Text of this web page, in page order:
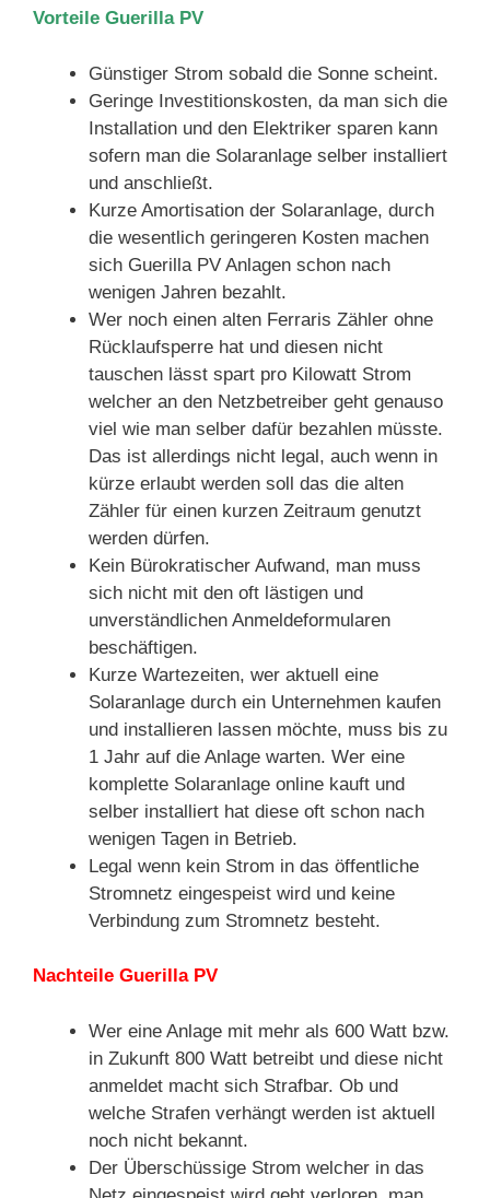
Vorteile Guerilla PV
Günstiger Strom sobald die Sonne scheint.
Geringe Investitionskosten, da man sich die
Installation und den Elektriker sparen kann
sofern man die Solaranlage selber installiert
und anschließt.
Kurze Amortisation der Solaranlage, durch
die wesentlich geringeren Kosten machen
sich Guerilla PV Anlagen schon nach
wenigen Jahren bezahlt.
Wer noch einen alten Ferraris Zähler ohne
Rücklaufsperre hat und diesen nicht
tauschen lässt spart pro Kilowatt Strom
welcher an den Netzbetreiber geht genauso
viel wie man selber dafür bezahlen müsste.
Das ist allerdings nicht legal, auch wenn in
kürze erlaubt werden soll das die alten
Zähler für einen kurzen Zeitraum genutzt
werden dürfen.
Kein Bürokratischer Aufwand, man muss
sich nicht mit den oft lästigen und
unverständlichen Anmeldeformularen
beschäftigen.
Kurze Wartezeiten, wer aktuell eine
Solaranlage durch ein Unternehmen kaufen
und installieren lassen möchte, muss bis zu
1 Jahr auf die Anlage warten. Wer eine
komplette Solaranlage online kauft und
selber installiert hat diese oft schon nach
wenigen Tagen in Betrieb.
Legal wenn kein Strom in das öffentliche
Stromnetz eingespeist wird und keine
Verbindung zum Stromnetz besteht.
Nachteile Guerilla PV
Wer eine Anlage mit mehr als 600 Watt bzw.
in Zukunft 800 Watt betreibt und diese nicht
anmeldet macht sich Strafbar. Ob und
welche Strafen verhängt werden ist aktuell
noch nicht bekannt.
Der Überschüssige Strom welcher in das